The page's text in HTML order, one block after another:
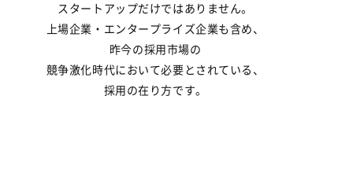
スタートアップだけではありません。
上場企業・エンタープライズ企業も含め、
昨今の採用市場の
競争激化時代において必要とされている、
採用の在り方です。